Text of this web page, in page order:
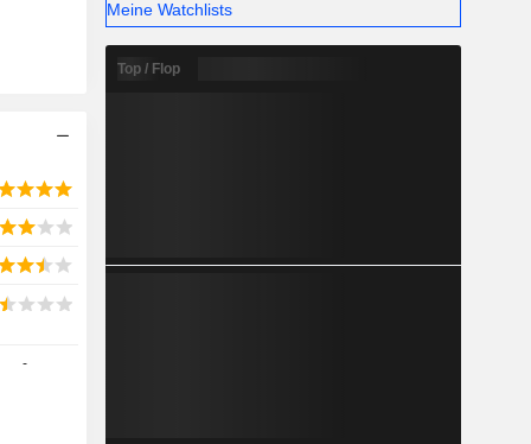
-
Meine Watchlists
Top / Flop